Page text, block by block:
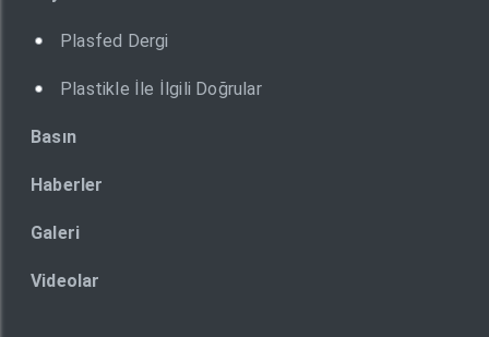
Plasfed Dergi
Plastikle İle İlgili Doğrular
Basın
Haberler
Galeri
Videolar